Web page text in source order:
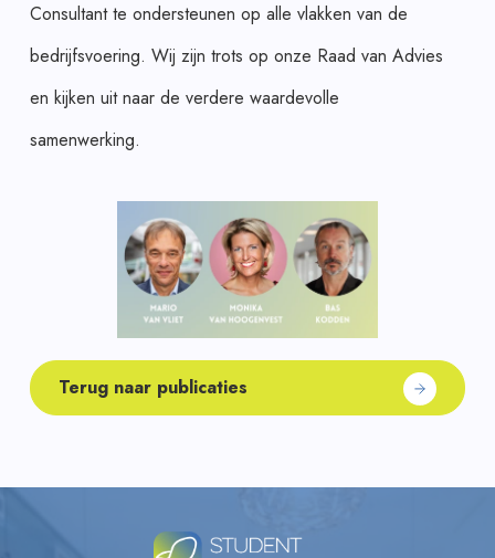
Consultant te ondersteunen op alle vlakken van de
bedrijfsvoering. Wij zijn trots op onze Raad van Advies
en kijken uit naar de verdere waardevolle
samenwerking.
Terug naar publicaties